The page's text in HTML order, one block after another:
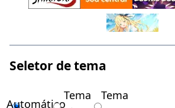
Seletor de tema
Automático
Tema
Tema